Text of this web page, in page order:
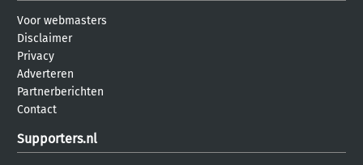
Voor webmasters
Disclaimer
Privacy
Adverteren
Partnerberichten
Contact
Supporters.nl